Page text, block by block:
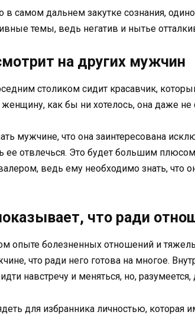
в самом дальнем закутке сознания,
темы, ведь негатив и нытье
на других мужчин
столиком сидит красавчик,
как бы ни хотелось, она даже не
мужчине, что она заинтересована
ее отвлечься. Это будет большим
ведь ему необходимо знать, что
что ради
опыте болезненных отношений и
что ради него готова на многое.
навстречу и меняться, но, разумеется,
для избранника личностью, которая